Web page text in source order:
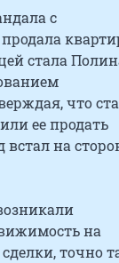
с
стала
что
ее продать
на
на
точно